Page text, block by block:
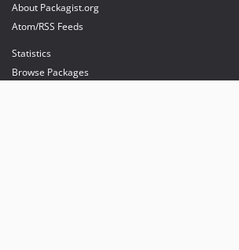
About Packagist.org
Atom/RSS Feeds
Statistics
Browse Packages